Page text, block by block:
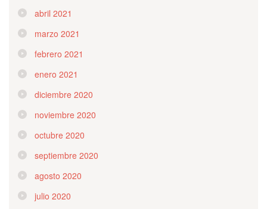
abril 2021
marzo 2021
febrero 2021
enero 2021
diciembre 2020
noviembre 2020
octubre 2020
septiembre 2020
agosto 2020
julio 2020